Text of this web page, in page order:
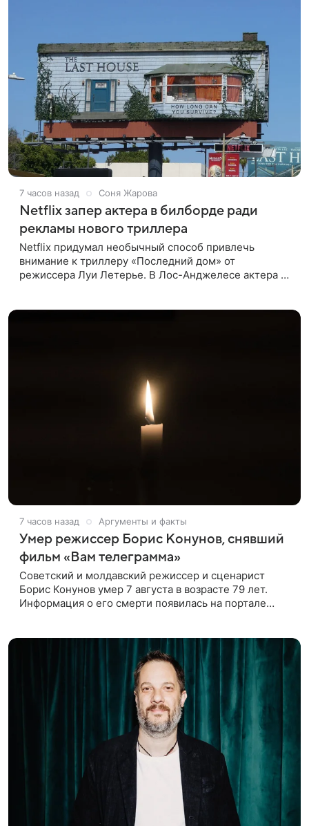
7 часов назад Соня Жарова
Netflix запер актера в билборде ради
рекламы нового триллера
Netflix придумал необычный способ привлечь
внимание к триллеру «Последний дом» от
режиссера Луи Летерье. В Лос-Анджелесе актера на
7 часов назад Аргументы и факты
Умер режиссер Борис Конунов, снявший
фильм «Вам телеграмма»
Советский и молдавский режиссер и сценарист
Борис Конунов умер 7 августа в возрасте 79 лет.
Информация о его смерти появилась на портале